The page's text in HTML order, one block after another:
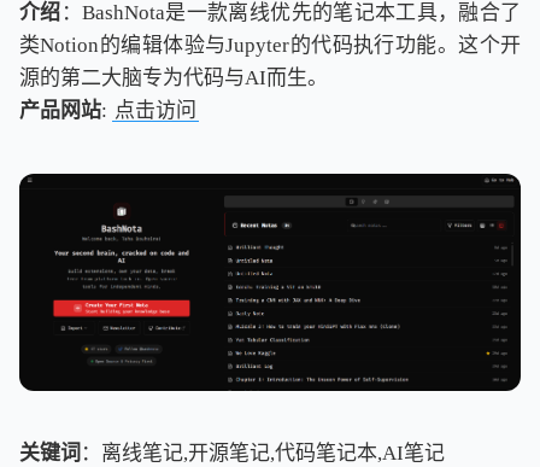
介绍 ：BashNota是一款离线优先的笔记本工具，融合了
类Notion的编辑体验与Jupyter的代码执行功能。这个开
源的第二大脑专为代码与AI而生。
产品网站: 点击访问
关键词 ：离线笔记,开源笔记,代码笔记本,AI笔记